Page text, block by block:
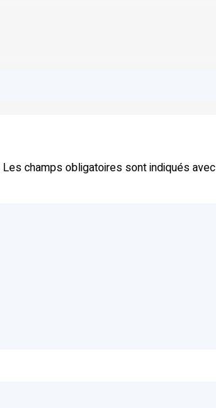
Les champs obligatoires sont indiqués avec